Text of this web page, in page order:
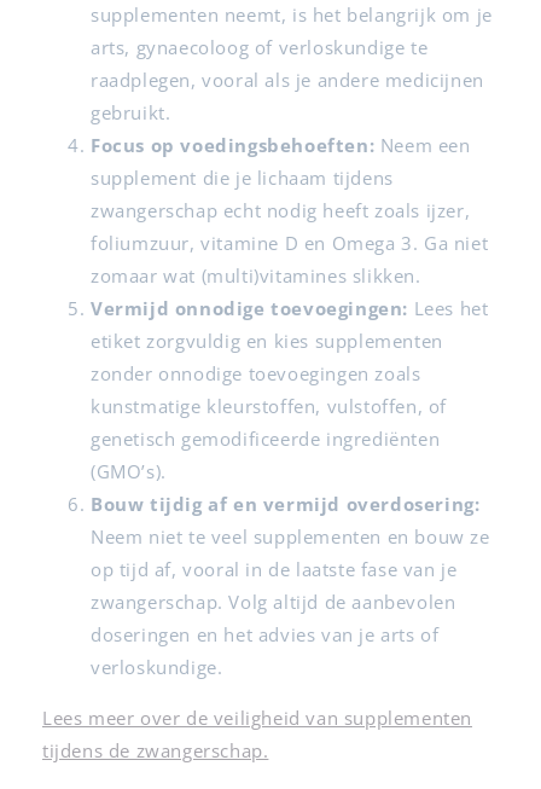
supplementen neemt, is het belangrijk om je
arts, gynaecoloog of verloskundige te
raadplegen, vooral als je andere medicijnen
gebruikt.
Focus op voedingsbehoeften: Neem een
supplement die je lichaam tijdens
zwangerschap echt nodig heeft zoals ijzer,
foliumzuur, vitamine D en Omega 3. Ga niet
zomaar wat (multi)vitamines slikken.
Vermijd onnodige toevoegingen: Lees het
etiket zorgvuldig en kies supplementen
zonder onnodige toevoegingen zoals
kunstmatige kleurstoffen, vulstoffen, of
genetisch gemodificeerde ingrediënten
(GMO’s).
Bouw tijdig af en vermijd overdosering:
Neem niet te veel supplementen en bouw ze
op tijd af, vooral in de laatste fase van je
zwangerschap. Volg altijd de aanbevolen
doseringen en het advies van je arts of
verloskundige.
Lees meer over de veiligheid van supplementen
tijdens de zwangerschap.